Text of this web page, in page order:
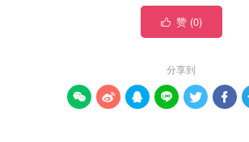
 赞 (0)
分享到
     